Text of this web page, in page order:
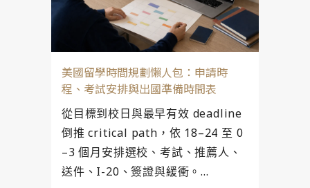
美國留學時間規劃懶人包：申請時
程、考試安排與出國準備時間表
從目標到校日與最早有效 deadline
倒推 critical path，依 18–24 至 0
–3 個月安排選校、考試、推薦人、
送件、I-20、簽證與緩衝。...